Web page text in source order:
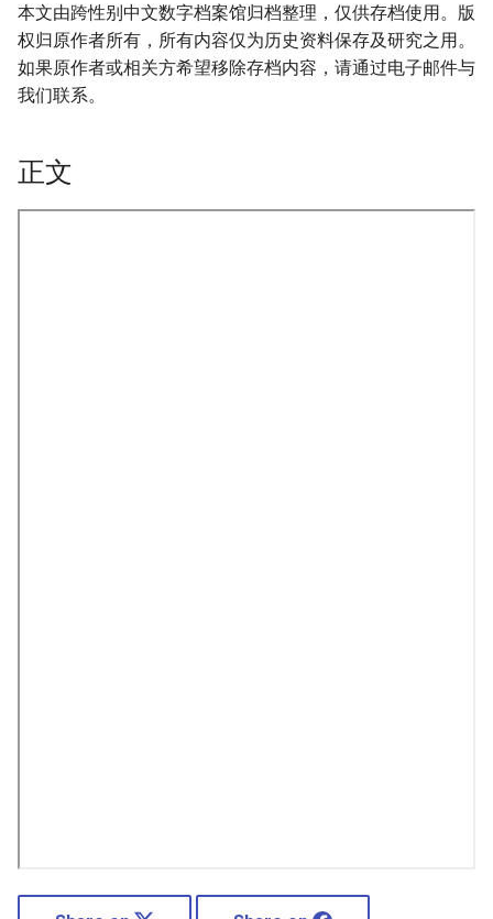
本文由跨性别中文数字档案馆归档整理，仅供存档使用。版
权归原作者所有，所有内容仅为历史资料保存及研究之用。
如果原作者或相关方希望移除存档内容，请通过电子邮件与
我们联系。
正文